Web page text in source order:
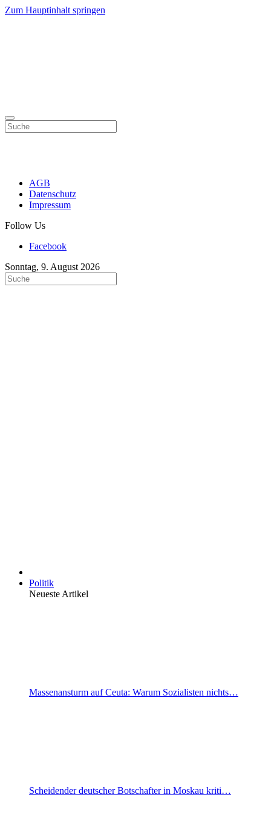
Zum Hauptinhalt springen
AGB
Datenschutz
Impressum
Follow Us
Facebook
Sonntag, 9. August 2026
Politik
Neueste Artikel
Massenansturm auf Ceuta: Warum Sozialisten nichts…
Scheidender deutscher Botschafter in Moskau kriti…